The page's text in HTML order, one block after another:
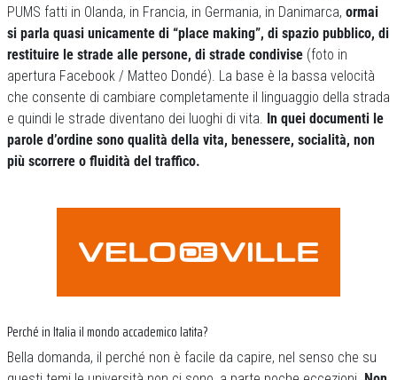
PUMS fatti in Olanda, in Francia, in Germania, in Danimarca, ormai
si parla quasi unicamente di “place making”, di spazio pubblico, di
restituire le strade alle persone, di strade condivise (foto in
apertura Facebook / Matteo Dondé). La base è la bassa velocità
che consente di cambiare completamente il linguaggio della strada
e quindi le strade diventano dei luoghi di vita. In quei documenti le
parole d’ordine sono qualità della vita, benessere, socialità, non
più scorrere o fluidità del traffico.
Perché in Italia il mondo accademico latita?
Bella domanda, il perché non è facile da capire, nel senso che su